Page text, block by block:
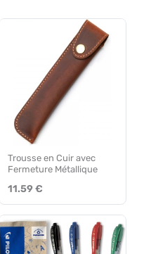
Trousse en Cuir avec
Fermeture Métallique
11.59 €